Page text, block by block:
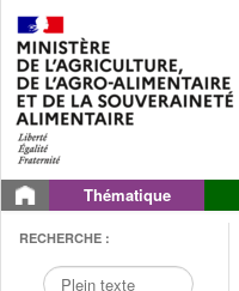
Thématique
RECHERCHE :